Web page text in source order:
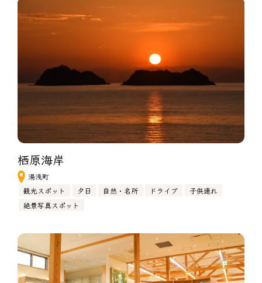
栖原海岸
湯浅町
観光スポット
夕日 自然・名所 ドライブ
子供連れ
絶景写真スポット